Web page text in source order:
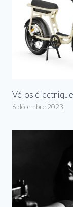
Vélos
6 décembre 2023